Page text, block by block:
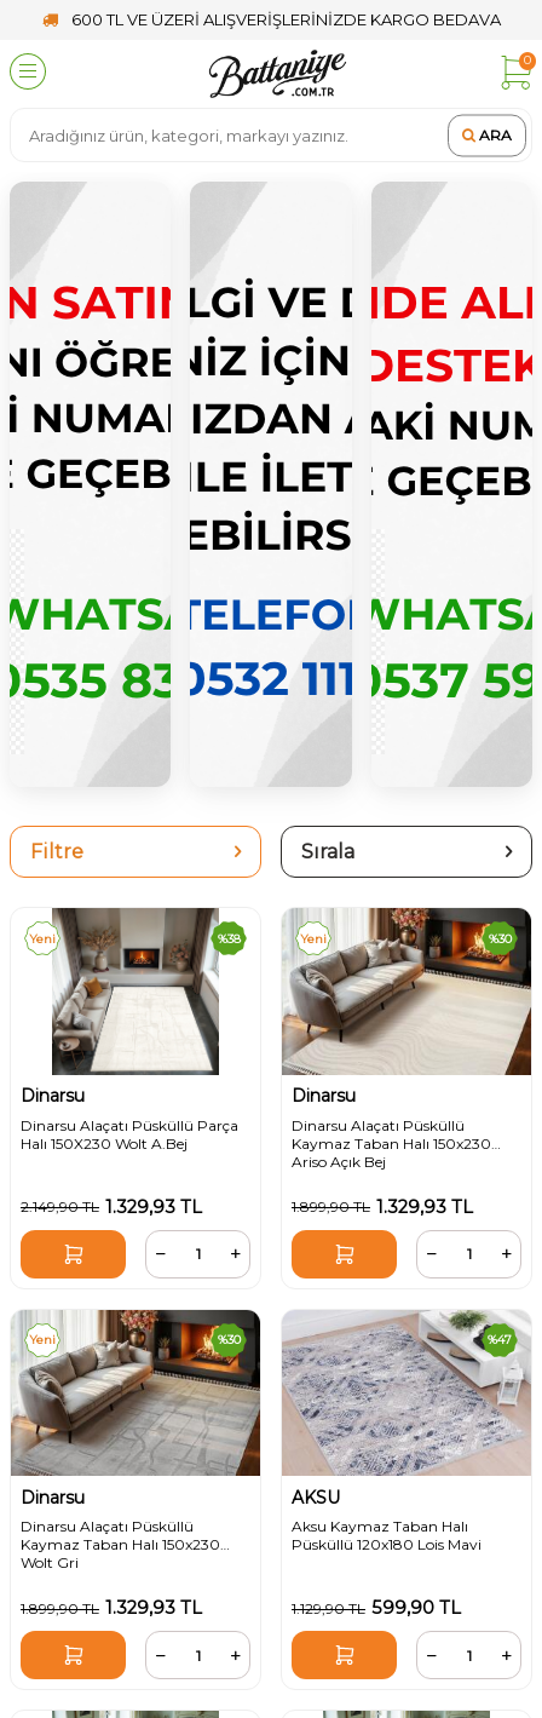
600 TL VE ÜZERİ ALIŞVERİŞLERİNİZDE KARGO BEDAVA
ARA
0
Filtre Sırala
%38
Yeni
Dinarsu
Dinarsu Alaçatı Püsküllü Parça
Halı 150X230 Wolt A.Bej
2.149,90TL 1.329,93 TL
%30
Yeni
Dinarsu
Dinarsu Alaçatı Püsküllü
Kaymaz Taban Halı 150x230
Ariso Açık Bej
1.899,90TL 1.329,93 TL
%30
Yeni
Dinarsu
Dinarsu Alaçatı Püsküllü
Kaymaz Taban Halı 150x230
Wolt Gri
1.899,90TL 1.329,93 TL
%47
AKSU
Aksu Kaymaz Taban Halı
Püsküllü 120x180 Lois Mavi
1.129,90TL 599,90 TL